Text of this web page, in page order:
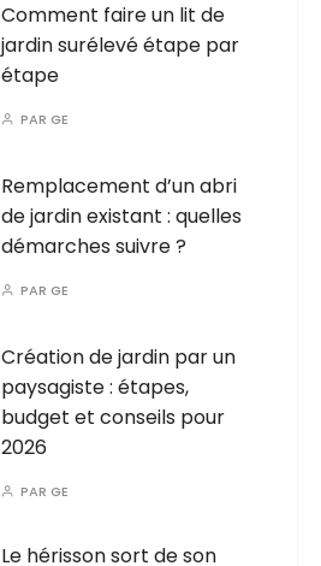
Comment faire un lit de
jardin surélevé étape par
étape
PARGE
Remplacement d’un abri
de jardin existant : quelles
démarches suivre ?
PARGE
Création de jardin par un
paysagiste : étapes,
budget et conseils pour
2026
PARGE
Le hérisson sort de son